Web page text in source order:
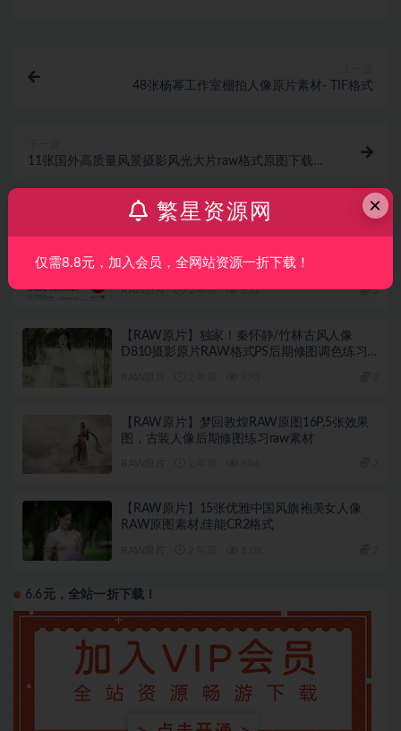
48张杨幂工作室棚拍人像原片素材- TIF格式
11张国外高质量风景摄影风光大片raw格式原图下载
风肖像人物摄影原片RAW格式后期修图调色练
RAW原片 2 年前 651 3
【RAW原片】独家！秦怀静/竹林古风人像
D810摄影原片RAW格式PS后期修图调色练习
【RAW原片】梦回敦煌RAW原图16P,5张效果
图，古装人像后期修图练习raw素材
【RAW原片】15张优雅中国风旗袍美女人像
RAW原图素材,佳能CR2格式
6.6元，全站一折下载！
×
繁星资源网
仅需8.8元，加入会员，全网站资源一折下载！